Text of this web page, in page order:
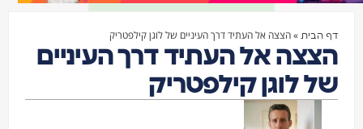
דף הבית »הצצה אל העתיד דרך העיניים של לוגן קילפטריק
הצצה אל העתיד דרך העיניים
של לוגן קילפטריק